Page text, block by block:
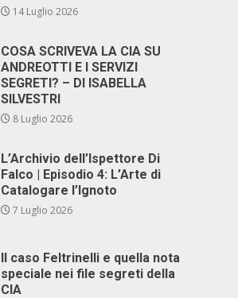
14 Luglio 2026
COSA SCRIVEVA LA CIA SU
ANDREOTTI E I SERVIZI
SEGRETI? – DI ISABELLA
SILVESTRI
8 Luglio 2026
L’Archivio dell’Ispettore Di
Falco | Episodio 4: L’Arte di
Catalogare l’Ignoto
7 Luglio 2026
Il caso Feltrinelli e quella nota
speciale nei file segreti della
CIA